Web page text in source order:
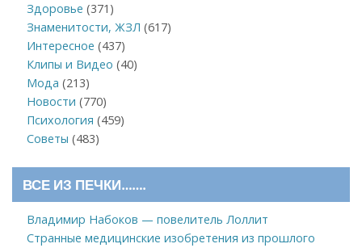
Здоровье (371)
Знаменитости, ЖЗЛ (617)
Интересное (437)
Клипы и Видео (40)
Мода (213)
Новости (770)
Психология (459)
Советы (483)
ВСЕ ИЗ ПЕЧКИ…….
Владимир Набоков — повелитель Лоллит
Странные медицинские изобретения из прошлого